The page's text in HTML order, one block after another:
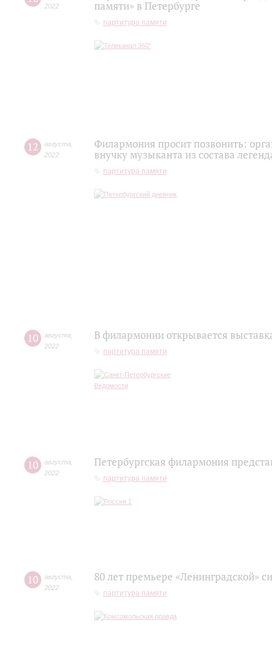
2022
памяти» в Петербурге
партитура памяти
12 августа
2022
Филармония просит позвонить:
внучку музыканта из состава
партитура памяти
10 августа
2022
В филармонии открывается
партитура памяти
10 августа
2022
Петербургская филармония
партитура памяти
10 августа
2022
80 лет премьере «Ленинградской»
партитура памяти